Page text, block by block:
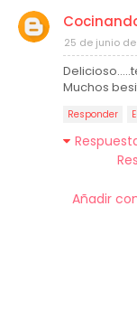
25 de junio
Muchos
Responder
Añadir